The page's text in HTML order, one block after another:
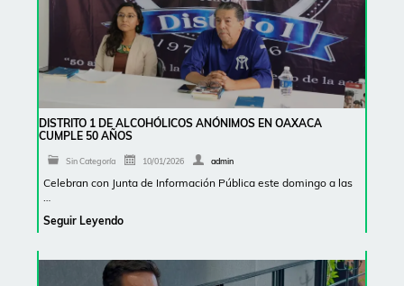
DISTRITO 1 DE ALCOHÓLICOS ANÓNIMOS EN OAXACA
CUMPLE 50 AÑOS
Sin Categoría 10/01/2026 admin
Celebran con Junta de Información Pública este domingo a las
Seguir Leyendo